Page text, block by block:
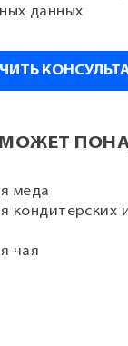
данных
меда
кондитерских
чая